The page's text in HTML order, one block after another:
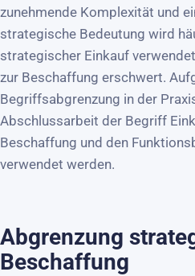
zunehmende Komplexität und
strategische Bedeutung wird
strategischer Einkauf
zur Beschaffung erschwert.
Begriffsabgrenzung in der
Abschlussarbeit der Begriff
Beschaffung und den
verwendet werden.
Abgrenzung
Beschaffung